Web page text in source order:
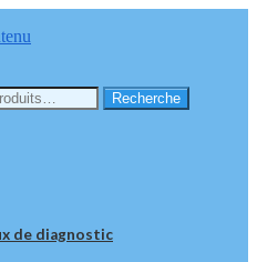
Recherche
de diagnostic